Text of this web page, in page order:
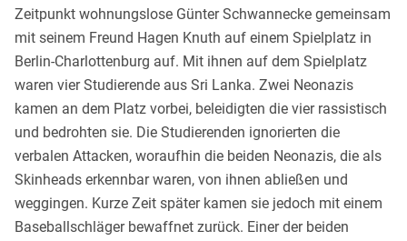
Zeitpunkt wohnungslose Günter Schwannecke gemeinsam
mit seinem Freund Hagen Knuth auf einem Spielplatz in
Berlin-Charlottenburg auf. Mit ihnen auf dem Spielplatz
waren vier Studierende aus Sri Lanka. Zwei Neonazis
kamen an dem Platz vorbei, beleidigten die vier rassistisch
und bedrohten sie. Die Studierenden ignorierten die
verbalen Attacken, woraufhin die beiden Neonazis, die als
Skinheads erkennbar waren, von ihnen abließen und
weggingen. Kurze Zeit später kamen sie jedoch mit einem
Baseballschläger bewaffnet zurück. Einer der beiden